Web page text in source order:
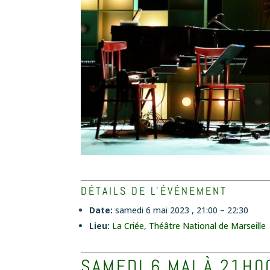
DÉTAILS DE L'ÉVÉNEMENT
Date: samedi 6 mai 2023 , 21:00 – 22:30
Lieu: La Criée, Théâtre National de Marseille